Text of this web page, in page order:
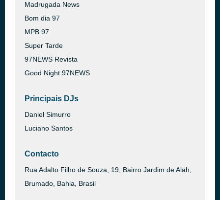
Madrugada News
Bom dia 97
MPB 97
Super Tarde
97NEWS Revista
Good Night 97NEWS
Principais DJs
Daniel Simurro
Luciano Santos
Contacto
Rua Adalto Filho de Souza, 19, Bairro Jardim de Alah,
Brumado, Bahia, Brasil